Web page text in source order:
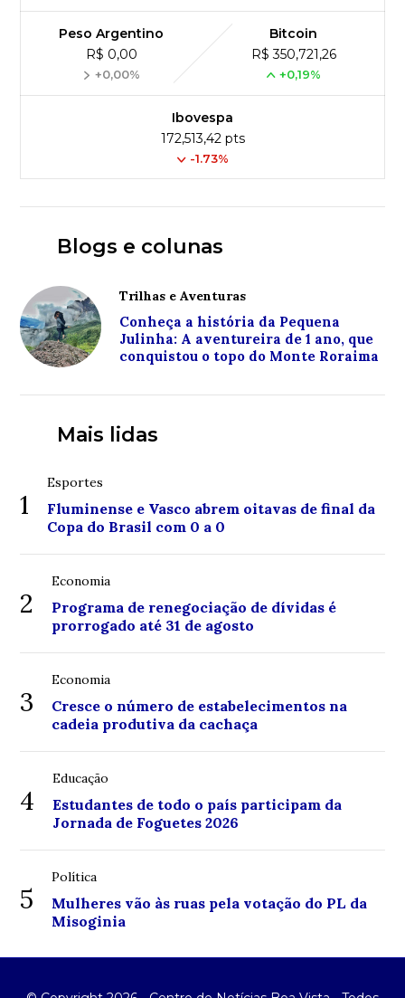
Peso Argentino
R$ 0,00
+0,00%
Bitcoin
R$ 350,721,26
+0,19%
Ibovespa
172,513,42 pts
-1.73%
Blogs e colunas
Trilhas e Aventuras
Conheça a história da Pequena
Julinha: A aventureira de 1 ano, que
conquistou o topo do Monte Roraima
Mais lidas
1
Esportes
Fluminense e Vasco abrem oitavas de final da
Copa do Brasil com 0 a 0
2
Economia
Programa de renegociação de dívidas é
prorrogado até 31 de agosto
3
Economia
Cresce o número de estabelecimentos na
cadeia produtiva da cachaça
4
Educação
Estudantes de todo o país participam da
Jornada de Foguetes 2026
5
Política
Mulheres vão às ruas pela votação do PL da
Misoginia